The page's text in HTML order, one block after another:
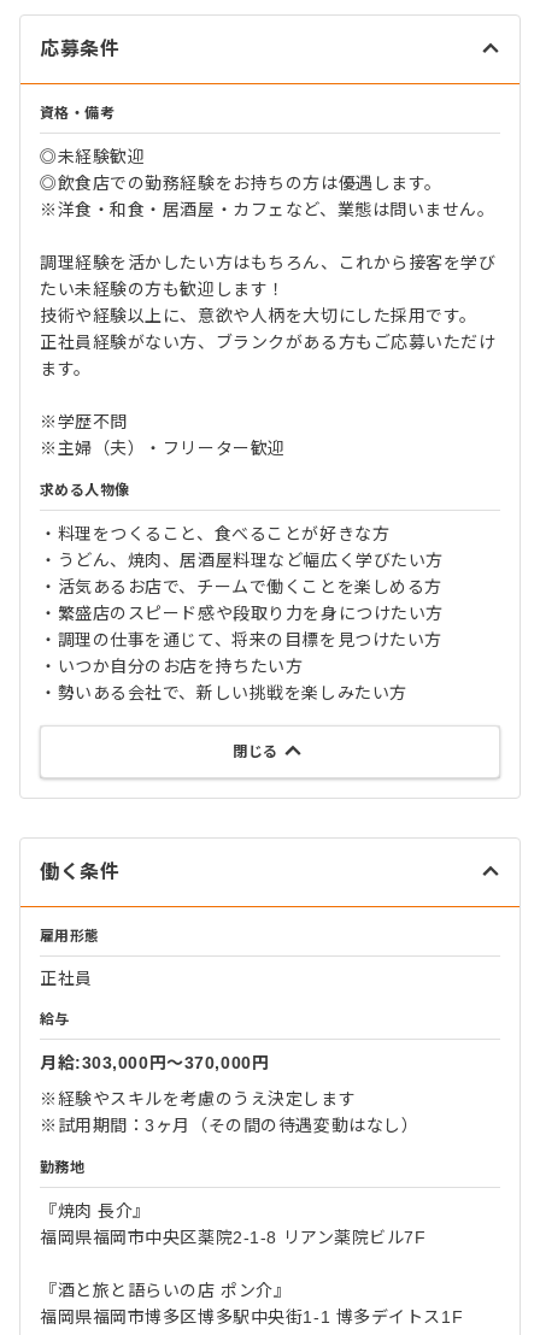
応募条件
資格・備考
◎未経験歓迎
◎飲食店での勤務経験をお持ちの方は優遇します。
※洋食・和食・居酒屋・カフェなど、業態は問いません。
調理経験を活かしたい方はもちろん、これから接客を学び
たい未経験の方も歓迎します！
技術や経験以上に、意欲や人柄を大切にした採用です。
正社員経験がない方、ブランクがある方もご応募いただけ
ます。
※学歴不問
※主婦（夫）・フリーター歓迎
求める人物像
・料理をつくること、食べることが好きな方
・うどん、焼肉、居酒屋料理など幅広く学びたい方
・活気あるお店で、チームで働くことを楽しめる方
・繁盛店のスピード感や段取り力を身につけたい方
・調理の仕事を通じて、将来の目標を見つけたい方
・いつか自分のお店を持ちたい方
・勢いある会社で、新しい挑戦を楽しみたい方
閉じる
働く条件
雇用形態
正社員
給与
月給:303,000円〜370,000円
※経験やスキルを考慮のうえ決定します
※試用期間：3ヶ月（その間の待遇変動はなし）
勤務地
『焼肉 長介』
福岡県福岡市中央区薬院2-1-8 リアン薬院ビル7F
『酒と旅と語らいの店 ポン介』
福岡県福岡市博多区博多駅中央街1-1 博多デイトス1F